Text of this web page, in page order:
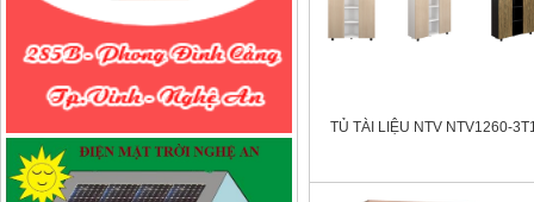
TỦ TÀI LIỆU NTV NTV1260-